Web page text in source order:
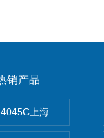
销产品
上海鹰峰制动单